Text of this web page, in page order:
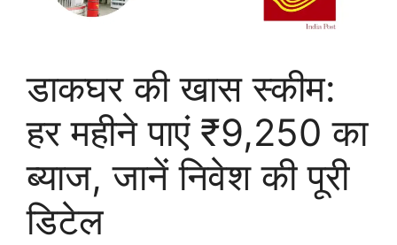
डाकघर की खास स्कीम:
हर महीने पाएं ₹9,250 का
ब्याज, जानें निवेश की पूरी
डिटेल